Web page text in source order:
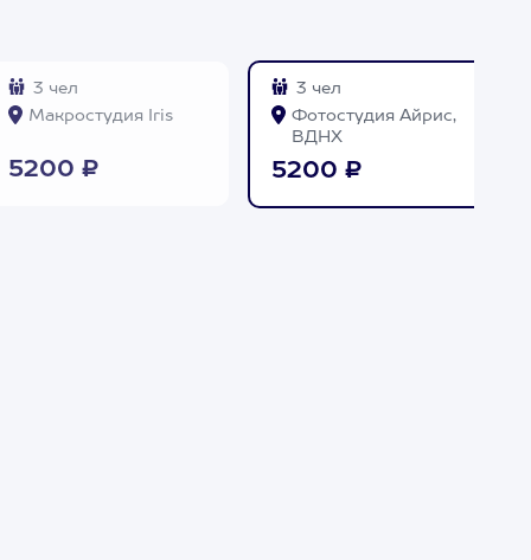
3 чел
Макростудия Iris
5200 ₽
3 чел
Фотостудия Айрис,
ВДНХ
5200 ₽